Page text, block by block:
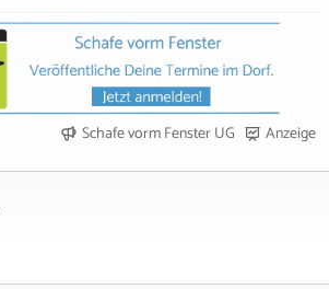
Schafe vorm Fenster UG Anzeige